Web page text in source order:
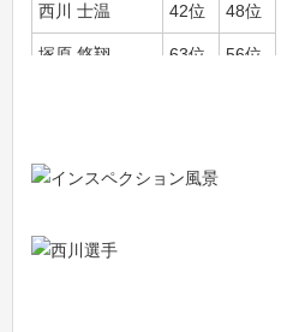
西川 士温 42位 48位
塚原 悠翔 63位 56位
藤田 華恋 20位